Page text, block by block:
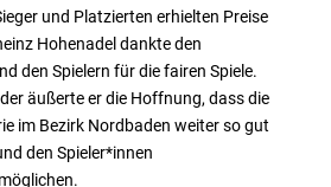
und Platzierten erhielten Preise
Hohenadel dankte den
den Spielern für die fairen Spiele.
äußerte er die Hoffnung, dass die
im Bezirk Nordbaden weiter so gut
den Spieler*innen